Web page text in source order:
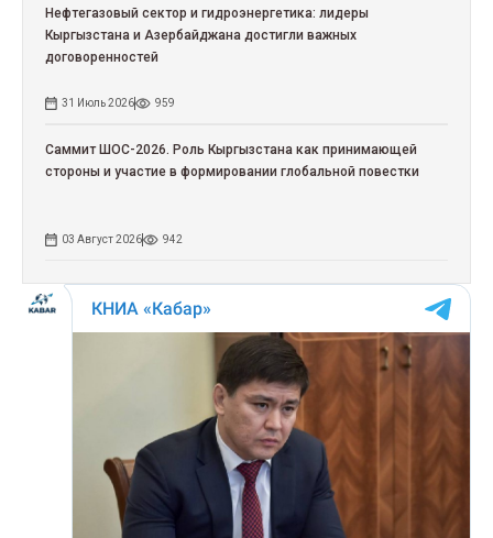
Нефтегазовый сектор и гидроэнергетика: лидеры
Кыргызстана и Азербайджана достигли важных
договоренностей
31 Июль 2026 959
Саммит ШОС-2026. Роль Кыргызстана как принимающей
стороны и участие в формировании глобальной повестки
03 Август 2026 942